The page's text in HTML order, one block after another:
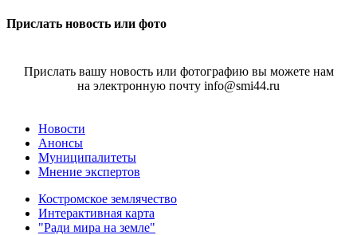
Прислать новость или фото
Прислать вашу новость или фотографию вы можете нам
на электронную почту info@smi44.ru
Новости
Анонсы
Муниципалитеты
Мнение экспертов
Костромское землячество
Интерактивная карта
"Ради мира на земле"